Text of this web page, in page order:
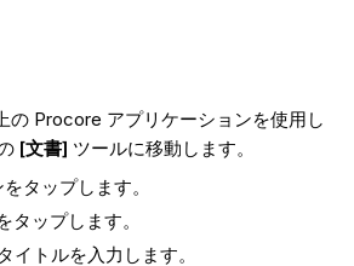
の Procore アプリケーションを使用し
[文書] ツールに移動します。
タップします。
タップします。
イトルを入力します。